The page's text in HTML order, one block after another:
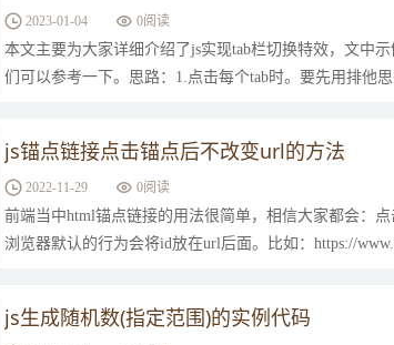
2023-01-04 0阅读
本文主要为大家详细介绍了js实现tab栏切换特效，文中
们可以参考一下。思路：1.点击每个tab时。要先用排他
js锚点链接点击锚点后不改变url的方法
2022-11-29 0阅读
前端当中html锚点链接的用法很简单，相信大家都会：
浏览器默认的行为会将id放在url后面。比如：https://
js生成随机数(指定范围)的实例代码